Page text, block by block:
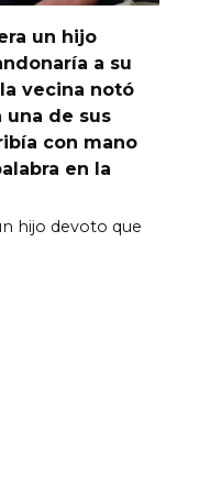
un hijo
a su
vecina notó
una de sus
con mano
en la
hijo devoto que